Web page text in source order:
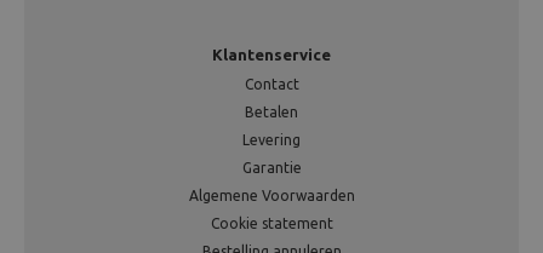
Klantenservice
Contact
Betalen
Levering
Garantie
Algemene Voorwaarden
Cookie statement